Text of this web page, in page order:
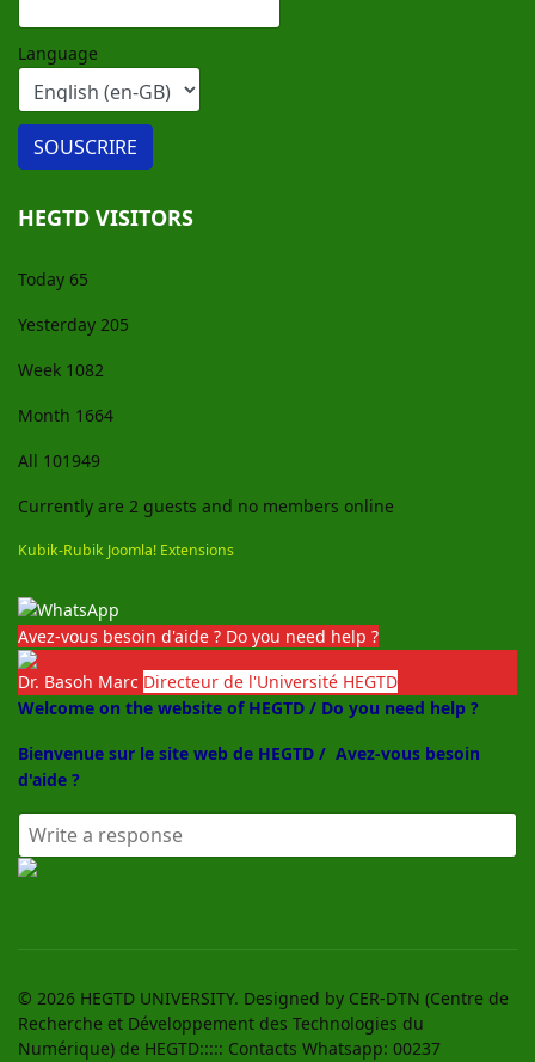
Language
HEGTD VISITORS
Today 65
Yesterday 205
Week 1082
Month 1664
All 101949
Currently are 2 guests and no members online
Kubik-Rubik Joomla! Extensions
Avez-vous besoin d'aide ? Do you need help ?
Dr. Basoh Marc Directeur de l'Université HEGTD
Welcome on the website of HEGTD / Do you need help ?
Bienvenue sur le site web de HEGTD / Avez-vous besoin
d'aide ?
© 2026 HEGTD UNIVERSITY. Designed by CER-DTN (Centre de
Recherche et Développement des Technologies du
Numérique) de HEGTD::::: Contacts Whatsapp: 00237